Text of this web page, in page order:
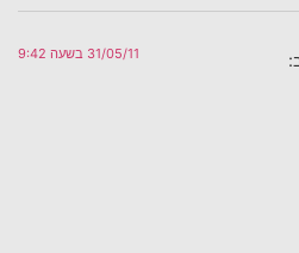
31/05/11 בשעה 9:42